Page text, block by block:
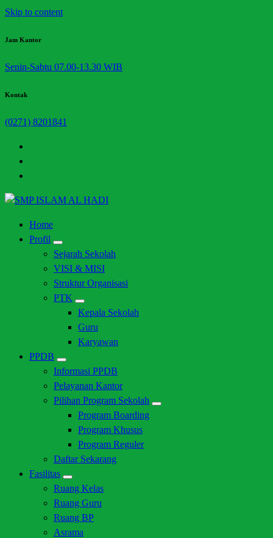
Skip to content
Jam Kantor
Senin-Sabtu 07.00-13.30 WIB
Kontak
(0271) 8201841
Halaman Resmi SMP Islam Al Hadi Mojolaban
Home
Profil
Sejarah Sekolah
VISI & MISI
Struktur Organisasi
PTK
Kepala Sekolah
Guru
Karyawan
PPDB
Informasi PPDB
Pelayanan Kantor
Pilihan Program Sekolah
Program Boarding
Program Khusus
Program Reguler
Daftar Sekarang
Fasilitas
Ruang Kelas
Ruang Guru
Ruang BP
Asrama